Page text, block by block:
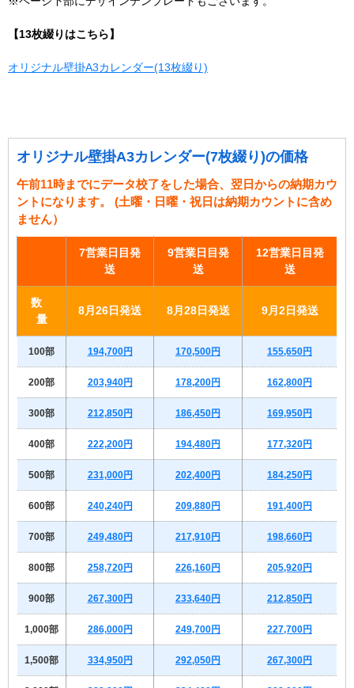
【13枚綴りはこちら】
オリジナル壁掛A3カレンダー(13枚綴り)
オリジナル壁掛A3カレンダー(7枚綴り)の価格
午前11時までにデータ校了をした場合、翌日からの納期カウ
ントになります。 (土曜・日曜・祝日は納期カウントに含め
ません）
7営業日目発
送
9営業日目発
送
12営業日目発
送
数
量
8月26日発送 8月28日発送 9月2日発送
100部 194,700円 170,500円 155,650円
200部 203,940円 178,200円 162,800円
300部 212,850円 186,450円 169,950円
400部 222,200円 194,480円 177,320円
500部 231,000円 202,400円 184,250円
600部 240,240円 209,880円 191,400円
700部 249,480円 217,910円 198,660円
800部 258,720円 226,160円 205,920円
900部 267,300円 233,640円 212,850円
1,000部 286,000円 249,700円 227,700円
1,500部 334,950円 292,050円 267,300円